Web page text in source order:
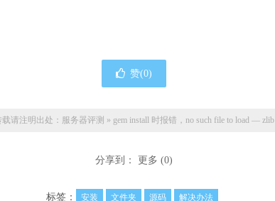
赞(0)
载请注明出处： 服务器评测 » gem install 时报错，no such file to load — zlib
分享到： 更多 (0)
标签： 安装 文件夹 源码 解决办法